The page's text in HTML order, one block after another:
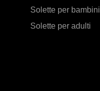
Solette per bambini
Solette per adulti